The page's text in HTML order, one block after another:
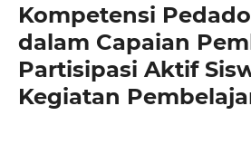
Kompetensi
dalam Capaian
Partisipasi Aktif
Kegiatan